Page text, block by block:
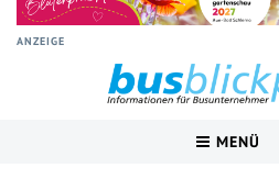
ANZEIGE
MENÜ